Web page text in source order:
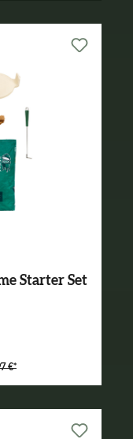
Starter Set
€*